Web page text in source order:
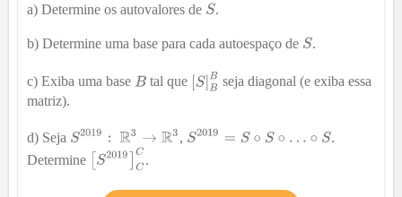
a) Determine os autovalores de .
b) Determine uma base para cada autoespaço de .
c) Exiba uma base tal que
seja diagonal (e exiba essa
matriz).
d) Seja ,
.
Determine
.